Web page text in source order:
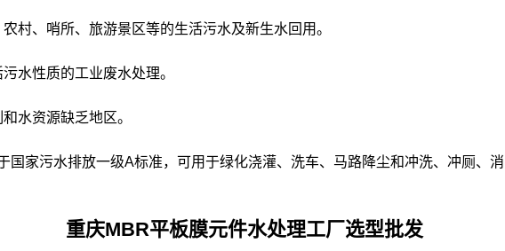
村、哨所、旅游景区等的生活污水及新生水回用。
水性质的工业废水处理。
水资源缺乏地区。
国家污水排放一级A标准，可用于绿化浇灌、洗车、马路降尘和冲洗、冲厕、
重庆MBR平板膜元件水处理工厂选型批发